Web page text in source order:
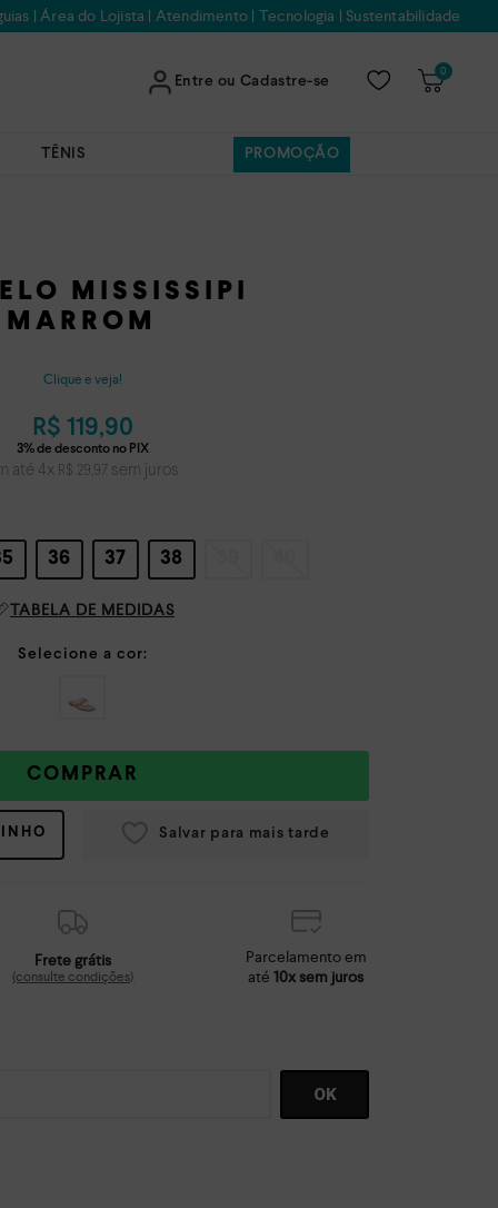
|Área do Lojista | Atendimento| Tecnologia |Sustentabilidade
Entre ou Cadastre-se
0
TÊNIS PROMOÇÃO
MISSISSIPI
MARROM
Clique e veja!
R$ 119,90
até 4x R$ 29,97 sem juros
36 37 38
TABELA DE MEDIDAS
COMPRAR
Frete grátis
(consulte condições)
Parcelamento em
até10x sem juros